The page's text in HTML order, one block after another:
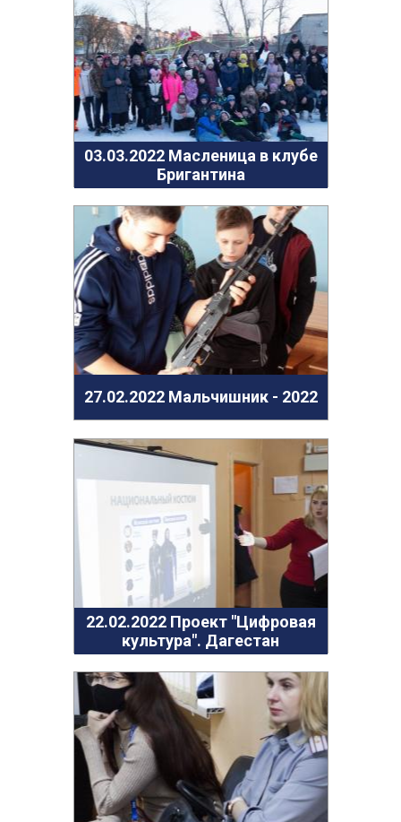
03.03.2022 Масленица в клубе
Бригантина
27.02.2022 Мальчишник - 2022
22.02.2022 Проект "Цифровая
культура". Дагестан